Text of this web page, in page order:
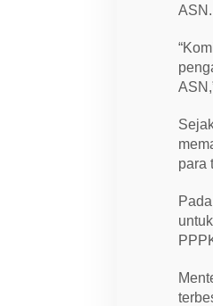
ASN.
para